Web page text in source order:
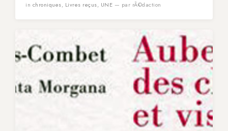
in chroniques, Livres reçus, UNE — par rÃ©daction